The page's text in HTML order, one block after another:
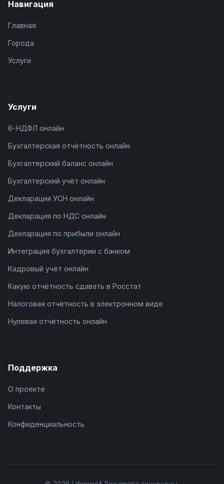
Навигация
Главная
Города
Услуги
Услуги
6-НДФЛ онлайн
Бухгалтерская отчётность онлайн
Бухгалтерский баланс онлайн
Бухгалтерский учёт онлайн
Декларация УСН онлайн
Декларация по НДС онлайн
Декларация по прибыли онлайн
Интеграция бухгалтерии с банком
Кадровый учёт онлайн
Какую отчётность сдавать в Росстат
Налоговая отчётность в электронном виде
Нулевая отчётность онлайн
Поддержка
О проекте
Контакты
Конфиденциальность